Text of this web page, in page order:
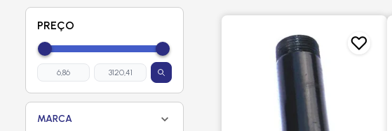
PREÇO
MARCA